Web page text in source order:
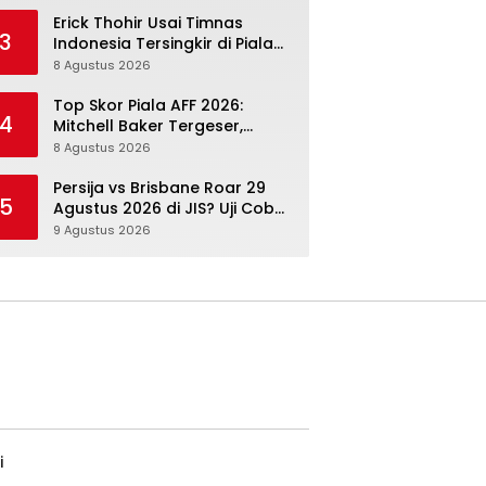
Mengejar
3
Erick Thohir Usai Timnas
Indonesia Tersingkir di Piala
AFF 2026: Evaluasi Jalan,
Dekat
8 Agustus 2026
4
Top Skor Piala AFF 2026:
Mitchell Baker Tergeser,
tetapi Nilainya buat Timnas
8 Agustus 2026
5
Persija vs Brisbane Roar 29
Agustus 2026 di JIS? Uji Coba
Ini Cocok Jadi Titik Naik
9 Agustus 2026